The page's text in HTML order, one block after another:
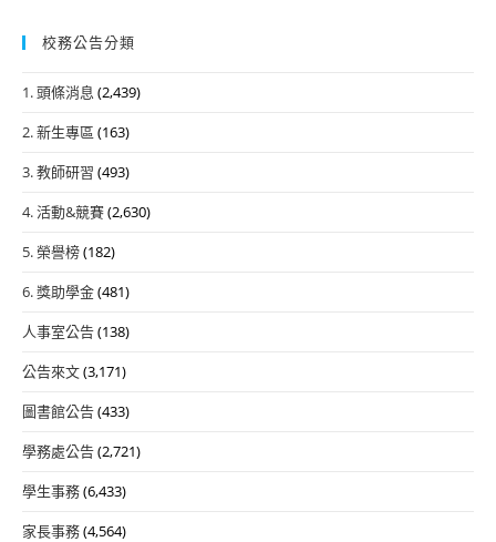
校務公告分類
1. 頭條消息 (2,439)
2. 新生專區 (163)
3. 教師研習 (493)
4. 活動&競賽(2,630)
5. 榮譽榜(182)
6. 獎助學金(481)
人事室公告(138)
公告來文(3,171)
圖書館公告(433)
學務處公告(2,721)
學生事務(6,433)
家長事務(4,564)